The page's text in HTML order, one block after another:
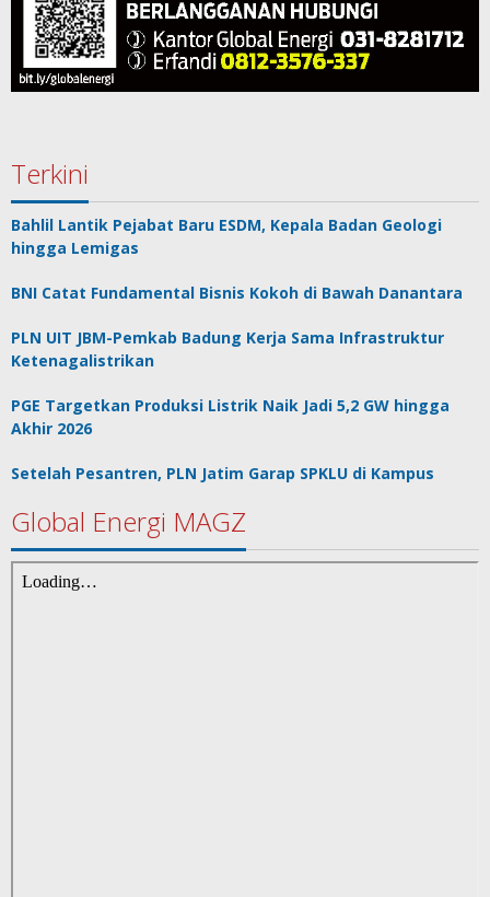
Terkini
Bahlil Lantik Pejabat Baru ESDM, Kepala Badan Geologi
hingga Lemigas
BNI Catat Fundamental Bisnis Kokoh di Bawah Danantara
PLN UIT JBM-Pemkab Badung Kerja Sama Infrastruktur
Ketenagalistrikan
PGE Targetkan Produksi Listrik Naik Jadi 5,2 GW hingga
Akhir 2026
Setelah Pesantren, PLN Jatim Garap SPKLU di Kampus
Global Energi MAGZ